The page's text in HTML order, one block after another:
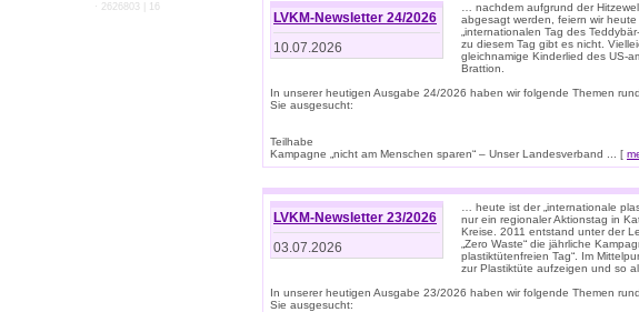
· 2626803 | 16
LVKM-Newsletter 24/2026
10.07.2026
… nachdem aufgrund der
abgesagt werden, feiern wir
„internationalen Tag des
zu diesem Tag gibt es nicht.
gleichnamige Kinderlied des US-
Brattion.
In unserer heutigen Ausgabe 24/2026 haben wir folgende Themen
Sie ausgesucht:
Teilhabe
Kampagne „nicht am Menschen sparen“ – Unser Landesverband ... [
LVKM-Newsletter 23/2026
03.07.2026
… heute ist der „internationale
nur ein regionaler Aktionstag in
Kreise. 2011 entstand unter der
„Zero Waste“ die jährliche
plastiktütenfreien Tag“. Im
zur Plastiktüte aufzeigen und so
In unserer heutigen Ausgabe 23/2026 haben wir folgende Themen
Sie ausgesucht: